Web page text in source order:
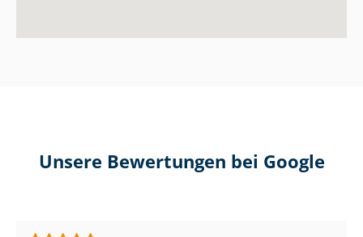
Unsere Bewertungen bei Google